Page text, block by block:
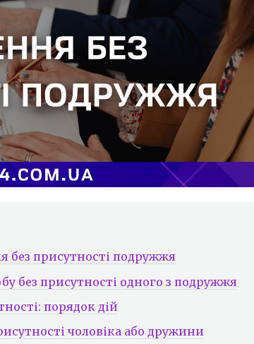
присутності подружжя
без присутності одного з подружжя
порядок дій
чоловіка або дружини